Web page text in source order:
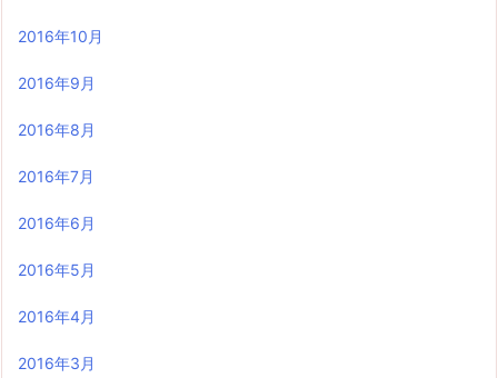
2016年10月
2016年9月
2016年8月
2016年7月
2016年6月
2016年5月
2016年4月
2016年3月